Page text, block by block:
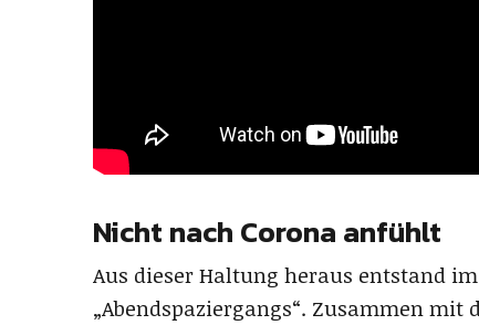
Nicht nach Corona anfühlt
Aus dieser Haltung heraus entstand
„Abendspaziergangs“. Zusammen